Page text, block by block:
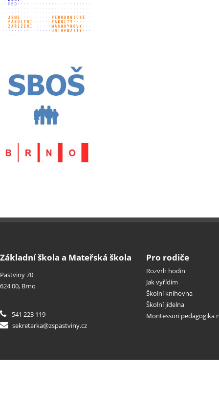
Základní škola a Mateřská škola
Pastviny 70
624 00, Brno
541 223 119
sekretarka@zspastviny.cz
Pro rodiče
Rozvrh hodin
Jak vyřídím
Školní knihovna
Školní jídelna
Montessori pedagogika